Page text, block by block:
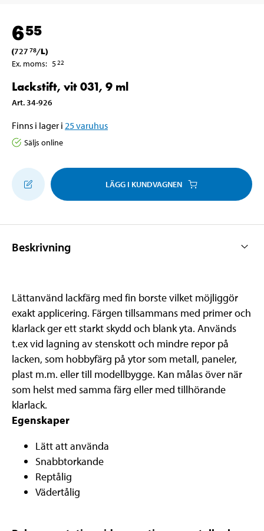
655
(727 78/L)
Ex. moms: 522
Lackstift, vit 031, 9 ml
Art. 34-926
Finns i lager i 25varuhus
Säljs online
LÄGG I KUNDVAGNEN
Beskrivning
Lättanvänd lackfärg med fin borste vilket möjliggör
exakt applicering. Färgen tillsammans med primer och
klarlack ger ett starkt skydd och blank yta. Används
t.ex vid lagning av stenskott och mindre repor på
lacken, som hobbyfärg på ytor som metall, paneler,
plast m.m. eller till modellbygge. Kan målas över när
som helst med samma färg eller med tillhörande
klarlack.
Egenskaper
Lätt att använda
Snabbtorkande
Reptålig
Vädertålig